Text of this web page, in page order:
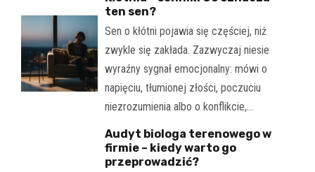
ten sen?
Sen o kłótni pojawia się częściej, niż
zwykle się zakłada. Zazwyczaj niesie
wyraźny sygnał emocjonalny: mówi o
napięciu, tłumionej złości, poczuciu
niezrozumienia albo o konflikcie,…
Audyt biologa terenowego w
firmie – kiedy warto go
przeprowadzić?